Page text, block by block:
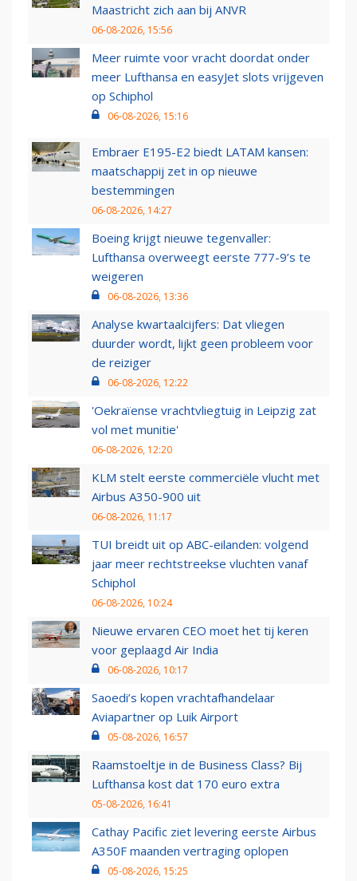
Maastricht zich aan bij ANVR
06-08-2026, 15:56
Meer ruimte voor vracht doordat onder
meer Lufthansa en easyJet slots vrijgeven
op Schiphol
06-08-2026, 15:16
Embraer E195-E2 biedt LATAM kansen:
maatschappij zet in op nieuwe
bestemmingen
06-08-2026, 14:27
Boeing krijgt nieuwe tegenvaller:
Lufthansa overweegt eerste 777-9’s te
weigeren
06-08-2026, 13:36
Analyse kwartaalcijfers: Dat vliegen
duurder wordt, lijkt geen probleem voor
de reiziger
06-08-2026, 12:22
'Oekraïense vrachtvliegtuig in Leipzig zat
vol met munitie'
06-08-2026, 12:20
KLM stelt eerste commerciële vlucht met
Airbus A350-900 uit
06-08-2026, 11:17
TUI breidt uit op ABC-eilanden: volgend
jaar meer rechtstreekse vluchten vanaf
Schiphol
06-08-2026, 10:24
Nieuwe ervaren CEO moet het tij keren
voor geplaagd Air India
06-08-2026, 10:17
Saoedi’s kopen vrachtafhandelaar
Aviapartner op Luik Airport
05-08-2026, 16:57
Raamstoeltje in de Business Class? Bij
Lufthansa kost dat 170 euro extra
05-08-2026, 16:41
Cathay Pacific ziet levering eerste Airbus
A350F maanden vertraging oplopen
05-08-2026, 15:25